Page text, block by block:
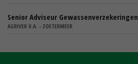
Senior Adviseur Gewassenverzekeringen
AGRIVER U.A. - ZOETERMEER